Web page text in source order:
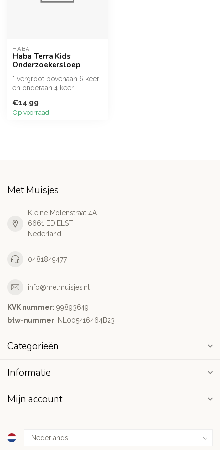
HABA
Haba Terra Kids
Onderzoekersloep
* vergroot bovenaan 6 keer
en onderaan 4 keer
goed vast t...
€14,99
Op voorraad
Met Muisjes
Kleine Molenstraat 4A
6661 ED ELST
Nederland
0481849477
info@metmuisjes.nl
KVK nummer: 99893649
btw-nummer: NL005416464B23
Categorieën
Informatie
Mijn account